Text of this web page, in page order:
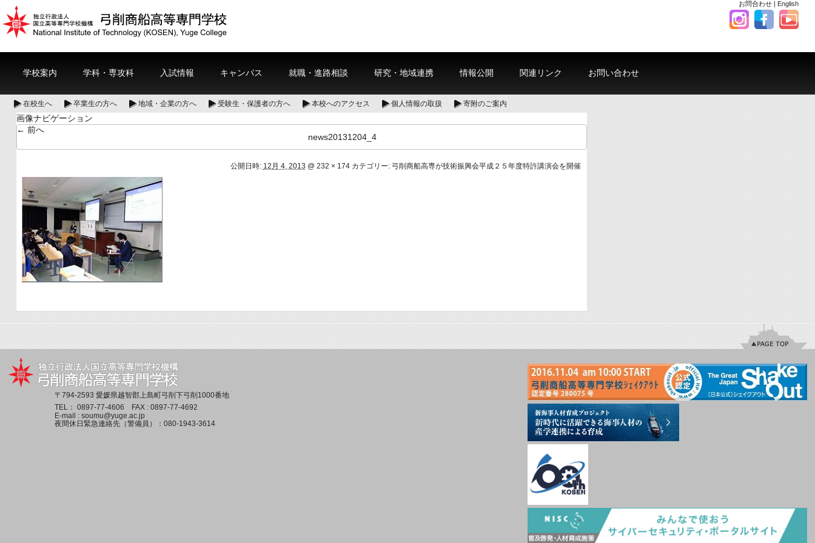
お問合わせ | English
学校案内 学科・専攻科 入試情報 キャンパス 就職・進路相談 研究・地域連携 情報公開 関連リンク お問い合わせ
在校生へ 卒業生の方へ 地域・企業の方へ 受験生・保護者の方へ 本校へのアクセス 個人情報の取扱 寄附のご案内
画像ナビゲーション
← 前へ
news20131204_4
公開日時: 12月 4, 2013 @ 232 × 174カテゴリー: 弓削商船高専が技術振興会平成２５年度特許講演会を開催
〒794-2593 愛媛県越智郡上島町弓削下弓削1000番地
TEL：0897-77-4606
FAX : 0897-77-4692
E-mail :soumu@yuge.ac.jp
夜間休日緊急連絡先（警備員）：080-1943-3614